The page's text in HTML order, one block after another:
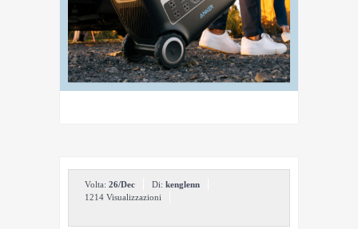
Volta: 26/Dec Di: kenglenn
1214 Visualizzazioni